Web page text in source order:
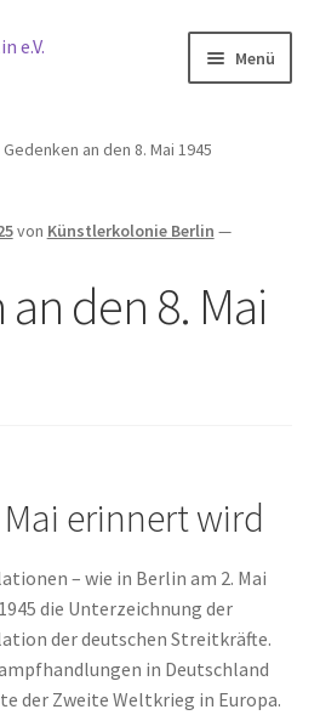
Menü
Gedenken an den 8. Mai 1945
von Künstlerkolonie Berlin —
den 8. Mai
erinnert wird
– wie in Berlin am 2. Mai
die Unterzeichnung der
der deutschen Streitkräfte.
in Deutschland
der Zweite Weltkrieg in Europa.